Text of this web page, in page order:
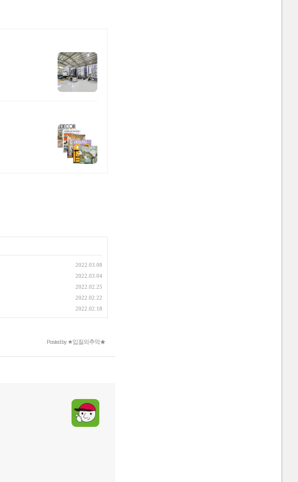
2022.03.08
2022.03.04
2022.02.25
2022.02.22
2022.02.18
Posted by★입질의추억★